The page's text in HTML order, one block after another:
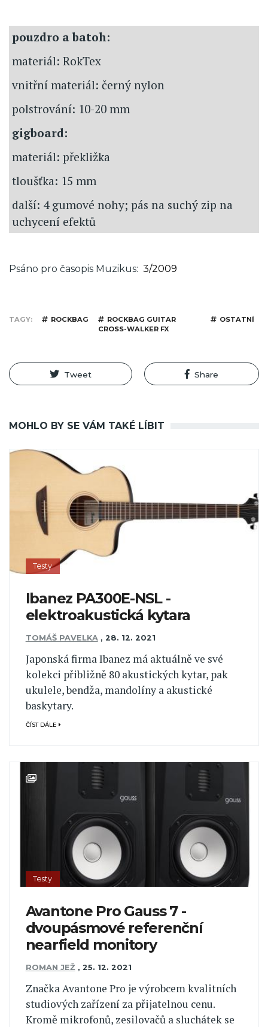
pouzdro a batoh:
materiál: RokTex
vnitřní materiál: černý nylon
polstrování: 10-20 mm
gigboard:
materiál: překližka
tloušťka: 15 mm
další: 4 gumové nohy; pás na suchý zip na
uchycení efektů
Psáno pro časopis Muzikus 3/2009
TAGY ROCKBAG
ROCKBAG GUITAR
CROSS-WALKER FX
OSTATNÍ
Tweet Share
MOHLO BY SE VÁM TAKÉ LÍBIT
Testy
Ibanez PA300E-NSL -
elektroakustická kytara
TOMÁŠ PAVELKA , 28. 12. 2021
Japonská firma Ibanez má aktuálně ve své
kolekci přibližně 80 akustických kytar, pak
ukulele, bendža, mandolíny a akustické
baskytary.
ČÍST DÁLE
Testy
Avantone Pro Gauss 7 -
dvoupásmové referenční
nearfield monitory
ROMAN JEŽ , 25. 12. 2021
Značka Avantone Pro je výrobcem kvalitních
studiových zařízení za přijatelnou cenu.
Kromě mikrofonů, zesilovačů a sluchátek se